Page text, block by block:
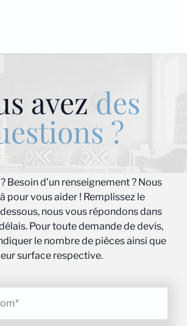
avez des
?
Besoin d’un renseignement ? Nous
pour vous aider ! Remplissez le
nous vous répondons dans
Pour toute demande de devis,
le nombre de pièces ainsi que
surface respective.